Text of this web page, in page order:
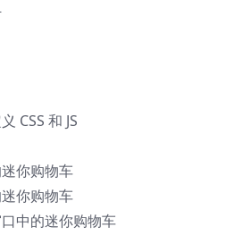
CSS 和 JS
你购物车
你购物车
中的迷你购物车